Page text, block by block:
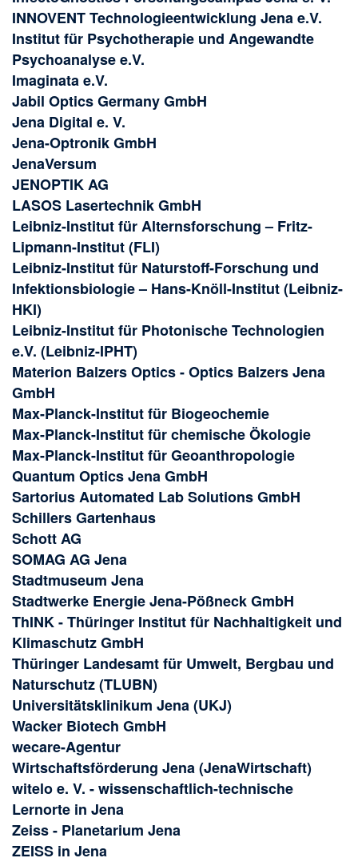
INNOVENT Technologieentwicklung Jena e.V.
Institut für Psychotherapie und Angewandte
Psychoanalyse e.V.
Imaginata e.V.
Jabil Optics Germany GmbH
Jena Digital e. V.
Jena-Optronik GmbH
JenaVersum
JENOPTIK AG
LASOS Lasertechnik GmbH
Leibniz-Institut für Alternsforschung – Fritz-
Lipmann-Institut (FLI)
Leibniz-Institut für Naturstoff-Forschung und
Infektionsbiologie – Hans-Knöll-Institut (Leibniz-
HKI)
Leibniz-Institut für Photonische Technologien
e.V. (Leibniz-IPHT)
Materion Balzers Optics - Optics Balzers Jena
GmbH
Max-Planck-Institut für Biogeochemie
Max-Planck-Institut für chemische Ökologie
Max-Planck-Institut für Geoanthropologie
Quantum Optics Jena GmbH
Sartorius Automated Lab Solutions GmbH
Schillers Gartenhaus
Schott AG
SOMAG AG Jena
Stadtmuseum Jena
Stadtwerke Energie Jena-Pößneck GmbH
ThINK - Thüringer Institut für Nachhaltigkeit und
Klimaschutz GmbH
Thüringer Landesamt für Umwelt, Bergbau und
Naturschutz (TLUBN)
Universitätsklinikum Jena (UKJ)
Wacker Biotech GmbH
wecare-Agentur
Wirtschaftsförderung Jena (JenaWirtschaft)
witelo e. V. - wissenschaftlich-technische
Lernorte in Jena
Zeiss - Planetarium Jena
ZEISS in Jena